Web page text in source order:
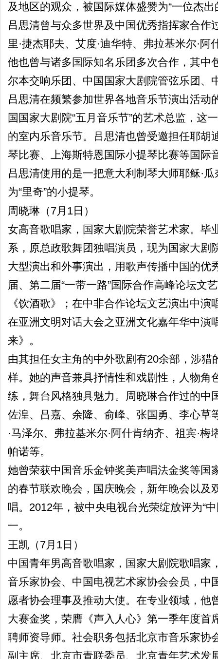
及地区的观众，被国际媒体盛赞为“一位杰出
吕思清曾与众多世界及中国优秀指挥家合作
里·捷杰耶夫、艾度·迪华特、弗拉基米尔·
他也曾与诸多国际知名乐团多次合作，其中
尔本交响乐团、中国国家大剧院管弦乐团、
吕思清在频繁参加世界各地音乐节演出活动
国国家大剧院“五月音乐节”的艺术总监，这
的室内乐音乐节。吕思清也曾受邀担任耶胡
琴比赛、上海斯特恩国际小提琴比赛等国际
吕思清使用的是一把意大利制琴大师耶稣·
为“里奇”的小提琴。
周晓琳（7月1日）
女高音歌唱家，国家大剧院荣誉艺术家。毕
系，原总政歌舞团独唱演员，现为国家大剧
大型演出和外事演出，用歌声传播中国的优
届、第二届“一带一路”国际合作高峰论坛文
《饮酒歌》；在中非合作论坛文艺演出中
在亚洲文明对话大会之亚洲文化嘉年华中演
来》。
由其担任女主角的中外歌剧有20余部，涉猎
样。她的声音兼具抒情性和戏剧性，人物角
练，舞台风格独具魅力。周晓琳合作过的中
佐湟、吕嘉、余隆、俞峰、张国勇、李心草
·马泽尔、弗拉基米尔·阿什肯纳齐、祖宾·梅
帕诺等。
她曾荣获中国音乐金钟奖美声唱法金奖等国
的春节联欢晚会，国庆晚会，新年晚会以及
唱。2012年，被中央电视台光荣绽放评为“
一。
王凯（7月1日）
中国青年男高音歌唱家，国家大剧院歌唱家
音乐家协会、中国电视艺术家协会会员，中
愿者协会理事及推动大使。在专业领域，他
大赛金奖，荣膺《声入人心》第一季年度首
聘师资导师。社会职务包括北京市音乐家协
副主席、北京市青联委员、北京青年艺术发